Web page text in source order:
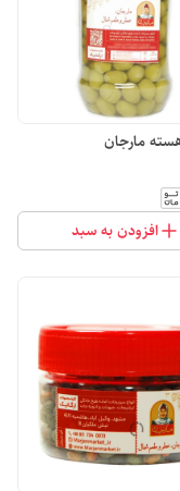
مارجان
افزودن به سبد